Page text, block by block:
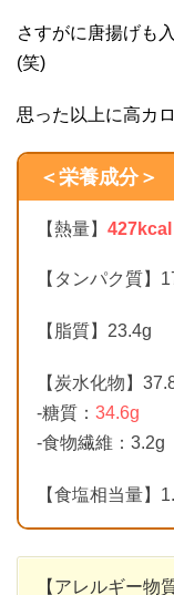
さすがに唐揚げも
(笑)
思った以上に高カ
＜栄養成分＞
【熱量】 427kcal
【タンパク質】
【脂質】23.4g
【炭水化物】
-糖質： 34.6g
-食物繊維：3.2g
【食塩相当量】
【アレルギー物